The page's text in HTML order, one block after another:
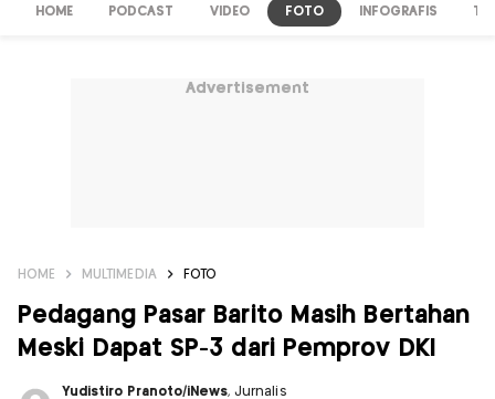
HOME PODCAST VIDEO FOTO INFOGRAFIS TV
Advertisement
HOME MULTIMEDIA FOTO
Pedagang Pasar Barito Masih Bertahan
Meski Dapat SP-3 dari Pemprov DKI
Yudistiro Pranoto/iNews, Jurnalis